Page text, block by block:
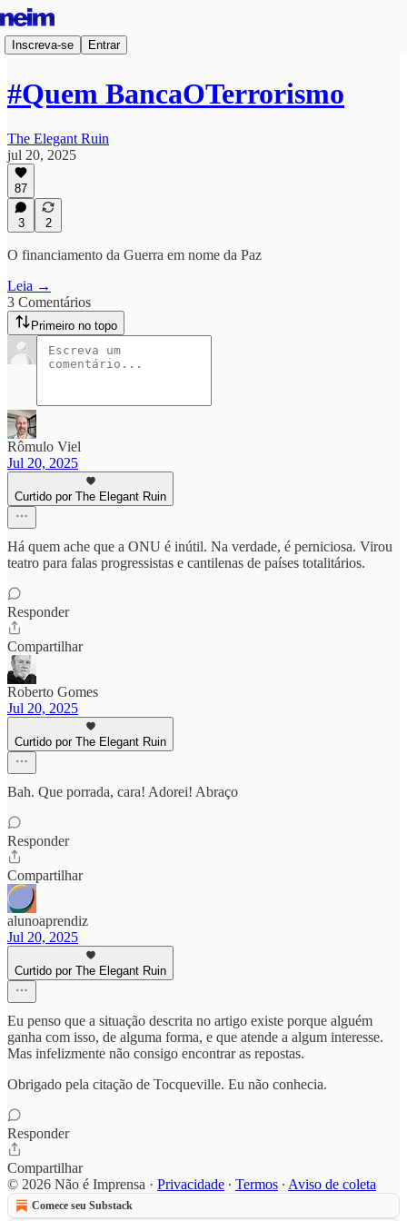
Inscreva-se Entrar
#Quem BancaOTerrorismo
The Elegant Ruin
jul 20, 2025
87
3 2
O financiamento da Guerra em nome da Paz
Leia →
3 Comentários
Primeiro no topo
Rômulo Viel
Jul 20, 2025
Curtido por The Elegant Ruin
Há quem ache que a ONU é inútil. Na verdade, é perniciosa. Virou
teatro para falas progressistas e cantilenas de países totalitários.
Responder
Compartilhar
Roberto Gomes
Jul 20, 2025
Curtido por The Elegant Ruin
Bah. Que porrada, cara! Adorei! Abraço
Responder
Compartilhar
alunoaprendiz
Jul 20, 2025
Curtido por The Elegant Ruin
Eu penso que a situação descrita no artigo existe porque alguém
ganha com isso, de alguma forma, e que atende a algum interesse.
Mas infelizmente não consigo encontrar as repostas.
Obrigado pela citação de Tocqueville. Eu não conhecia.
Responder
Compartilhar
© 2026 Não é Imprensa · Privacidade ∙ Termos ∙ Aviso de coleta
Comece seu Substack